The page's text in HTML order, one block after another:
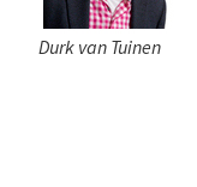
Durk van Tuinen